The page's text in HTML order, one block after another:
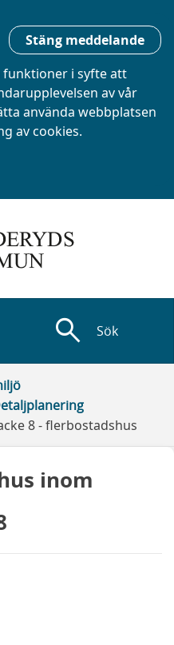
Stäng meddelande
funktioner i syfte att
av vår
använda webbplatsen
av cookies.
search Sök
8 - flerbostadshus
inom